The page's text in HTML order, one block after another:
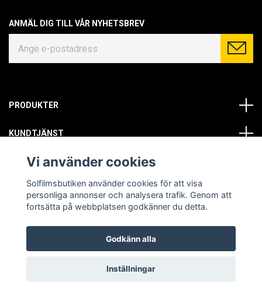
ANMÄL DIG TILL VÅR NYHETSBREV
PRODUKTER
KUNDTJÄNST
OM OSS
SOCIALA MEDIER
© Copyright 2026 Solfilmsbutiken. All rights reserved.
Vi använder cookies
Solfilmsbutiken använder cookies för att visa
personliga annonser och analysera trafik. Genom att
fortsätta på webbplatsen godkänner du detta.
Godkänn alla
Inställningar